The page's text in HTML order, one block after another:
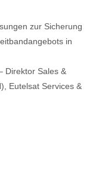
zur Sicherung
in
Direktor Sales &
Eutelsat Services &